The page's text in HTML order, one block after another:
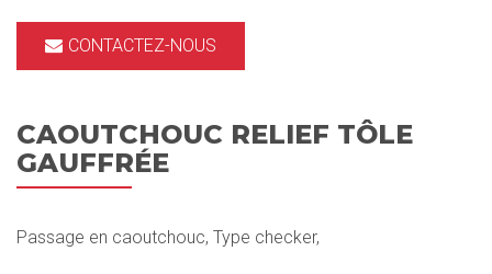
CONTACTEZ-NOUS
CAOUTCHOUC RELIEF TÔLE
GAUFFRÉE
Passage en caoutchouc, Type checker,